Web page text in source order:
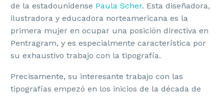
de la estadounidense Paula Scher. Esta diseñadora,
ilustradora y educadora norteamericana es la
primera mujer en ocupar una posición directiva en
Pentragram, y es especialmente característica por
su exhaustivo trabajo con la tipografía.
Precisamente, su interesante trabajo con las
tipografías empezó en los inicios de la década de